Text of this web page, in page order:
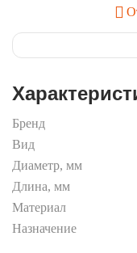
Бренд
Вид
Диаметр, мм
Длина, мм
Материал
Назначение